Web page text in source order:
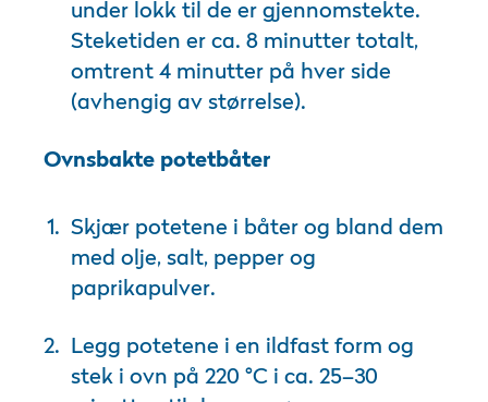
under lokk til de er gjennomstekte.
Steketiden er ca. 8 minutter totalt,
omtrent 4 minutter på hver side
(avhengig av størrelse).
Ovnsbakte potetbåter
Skjær potetene i båter og bland dem
med olje, salt, pepper og
paprikapulver.
Legg potetene i en ildfast form og
stek i ovn på 220 °C i ca. 25–30